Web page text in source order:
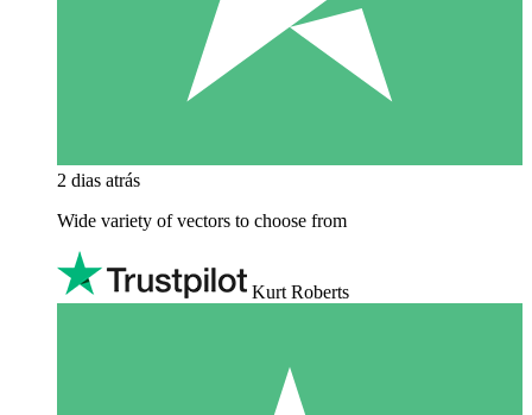
2 dias atrás
Wide variety of vectors to choose from
Kurt Roberts